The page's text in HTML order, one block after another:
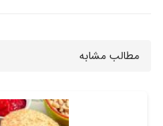
مطالب مشابه